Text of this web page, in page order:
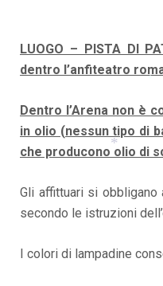
LUOGO – PISTA DI
dentro l’anfiteatro
Dentro l’Arena non è
in olio (nessun tipo di
che producono olio di
Gli affittuari si
secondo le istruzioni
I colori di lampadine
*